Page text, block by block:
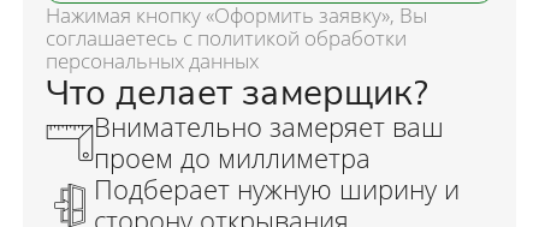
Нажимая кнопку «Оформить заявку», Вы
соглашаетесь с политикой обработки
персональных данных